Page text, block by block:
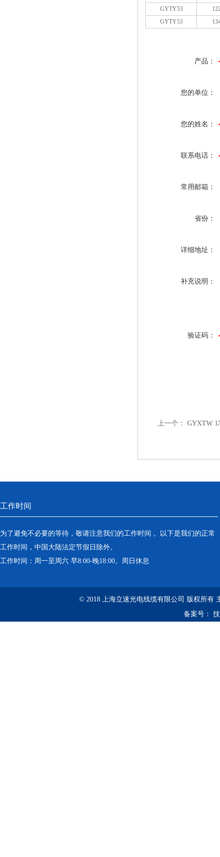
GYTY53
GYTY53
产品：
您的单位：
您的姓名：
联系电话：
常用邮箱：
省份：
详细地址：
补充说明：
验证码：
上一个： GYXTW 1
工作时间
为了避免不必要的等待，敬请注意我们的工作时间 。以下是我们的正常
工作时间，中国大陆法定节假日除外。
工作时间：周一至周六 早8:00-晚18:00。周日休息
© 2018 上海立速光电线缆有限公司 版权所有
备案号：